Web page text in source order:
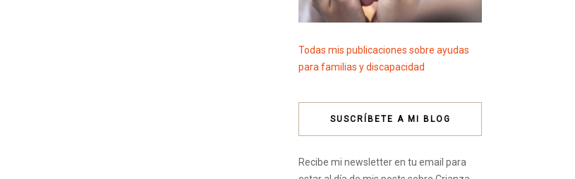
Todas mis publicaciones sobre ayudas
para familias y discapacidad
SUSCRÍBETE A MI BLOG
Recibe mi newsletter en tu email para